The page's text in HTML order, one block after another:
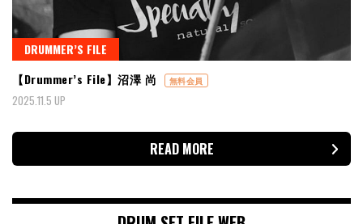
DRUMMER’S FILE
【Drummer’s File】沼澤 尚
無料会員
2025.11.5 UP
READ MORE